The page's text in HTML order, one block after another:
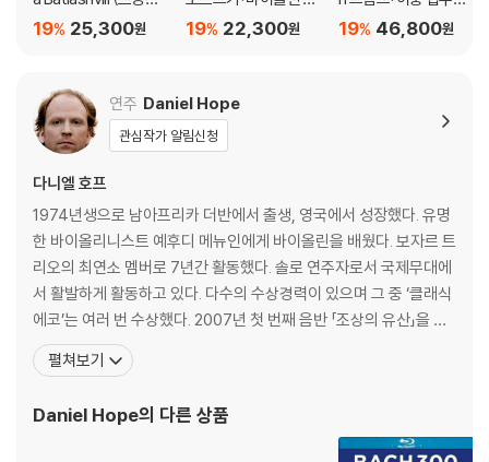
아 를외 / 리사 바티아
(Future Horizons - P
ieces for Oboe & Vi
olin)
25,300원
19%
주곡 / 쇼숑: 시곡 / 드
ecret Love Letters)
22,300원
19%
차이코프스키: 로미오
46,800원
19%
연주 Daniel Hope
관심작가 알림신청
다니엘 호프
1974년생으로 남아프리카 더반에서 출생, 영국에서 성장했다. 유명
한 바이올리니스트 예후디 메뉴인에게 바이올린을 배웠다. 보자르 트
리오의 최연소 멤버로 7년간 활동했다. 솔로 연주자로서 국제무대에
서 활발하게 활동하고 있다. 다수의 수상경력이 있으며 그 중 ‘클래식
에코’는 여러 번 수상했다. 2007년 첫 번째 음반 「조상의 유산」을 발
표했다. 현재 독일에 살고 있는 다니엘 호프의 첫 번째 저서 『조상의
유산』은 독일에서 베스트셀러로 기록되었다. 그는 아카데미 수상 배
플러그드 모차르트", "디트리히 본회퍼" 등의
펼쳐보기
Daniel Hope의 다른 상품